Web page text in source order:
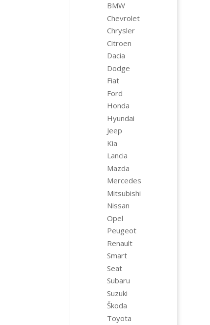
BMW
Chevrolet
Chrysler
Citroen
Dacia
Dodge
Fiat
Ford
Honda
Hyundai
Jeep
Kia
Lancia
Mazda
Mercedes
Mitsubishi
Nissan
Opel
Peugeot
Renault
Smart
Seat
Subaru
Suzuki
Škoda
Toyota